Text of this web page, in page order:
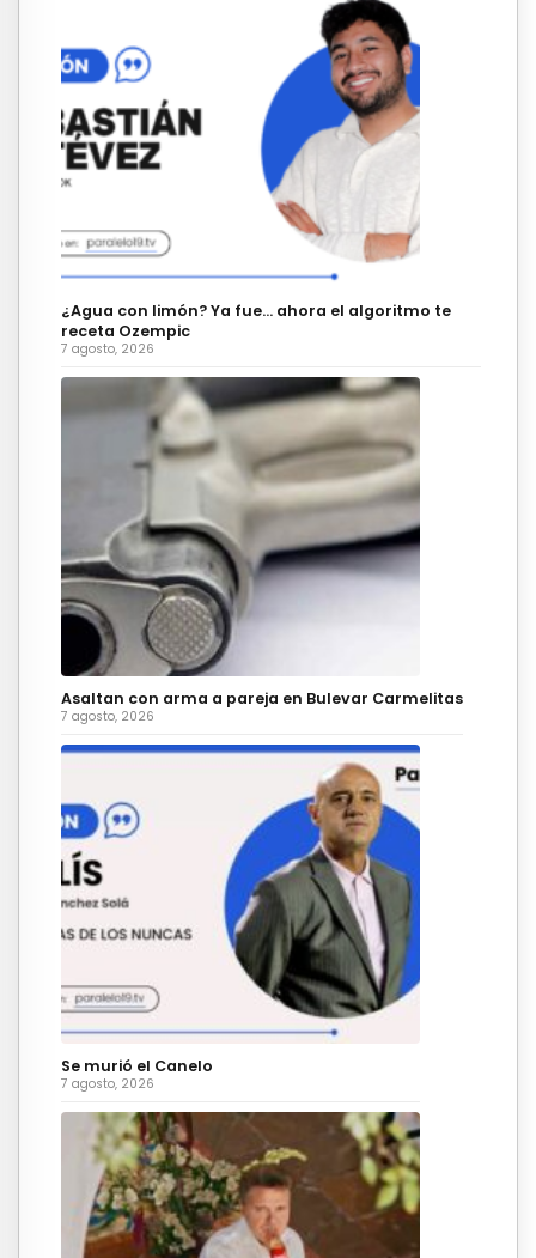
¿Agua con limón? Ya fue… ahora el algoritmo te
receta Ozempic
7 agosto, 2026
Asaltan con arma a pareja en Bulevar Carmelitas
7 agosto, 2026
Se murió el Canelo
7 agosto, 2026